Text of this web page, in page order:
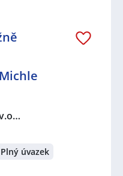
Plný úvazek